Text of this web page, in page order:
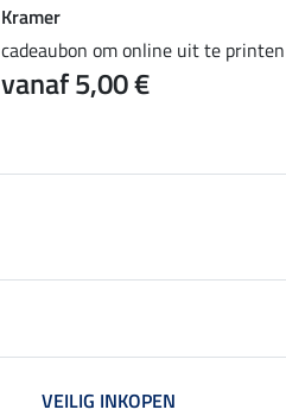
Kramer
cadeaubon om online uit te printen
vanaf 5,00 €
VEILIG INKOPEN